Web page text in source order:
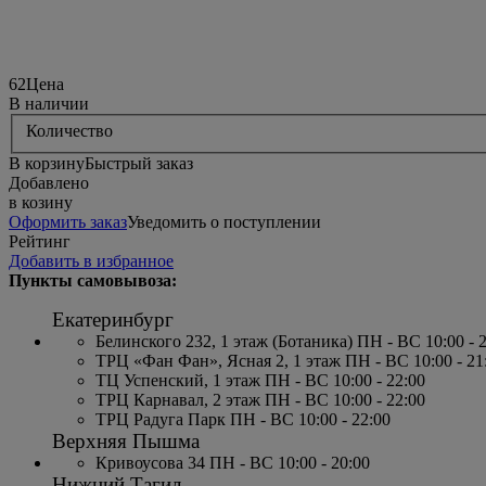
62Цена
В наличии
Количество
В корзинуБыстрый заказ
Добавлено
в козину
Оформить заказУведомить о поступлении
Рейтинг
Добавить в избранное
Пункты самовывоза:
Екатеринбург
Белинского 232, 1 этаж (Ботаника) ПН - ВС 10:00 -
ТРЦ «Фан Фан», Ясная 2, 1 этаж ПН - ВС 10:00 -
ТЦ Успенский, 1 этаж ПН - ВС 10:00 - 22:00
ТРЦ Карнавал, 2 этаж ПН - ВС 10:00 - 22:00
ТРЦ Радуга Парк ПН - ВС 10:00 - 22:00
Верхняя Пышма
Кривоусова 34 ПН - ВС 10:00 - 20:00